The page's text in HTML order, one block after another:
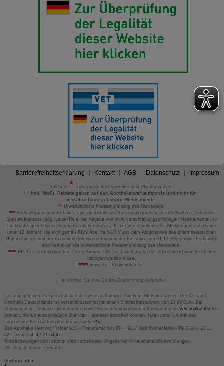
Barrierefreiheitserklärung Kontakt AGB Datenschutz Impressum
Alle mit
gekennzeichneten Felder sind Pflichtangaben.
*inkl. MwSt. Rabatte gelten auf den Apothekenverkaufspreis und nicht für
verschreibungspflichtige Medikamente.
** Unverbindliche Preisempfehlung des Herstellers.
*** Verkaufspreis gemäß Lauer-Taxe; verbindlicher Abrechnungspreis nach der Großen Deutschen
Spezialitätentaxe (sog. Lauer-Taxe) bei Abgabe von nicht verschreibungspflichtigen Medikamenten zu
Lasten der gesetzlichen Krankenversicherungen (z.B. bei Verschreibung des Medikaments an Kinder
unter 12 Jahren), die sich gemäß §129 Abs. 5a SGB V aus dem Abgabepreis des pharmazeutischen
Unternehmens und der Arzneimittelpreisverordnung in der Fassung zum 31.12.2003 ergibt. Es handelt
sich nicht um die unverbindliche Preisempfehlung des Herstellers.
****BK: Beschaffungskosten. Diese Summe fällt zusätzlich an, da der Artikel direkt vom Hersteller
bezogen werden muss.
*****verw. bis: Verwendbar bis.
Hier können Sie Ihre Cookie-Zustimmung widerrufen
Die angegebenen Preise beinhalten die gesetzlich vorgeschriebene Mehrwertsteuer. Der Versand
innerhalb Deutschlands ist versandkostenfrei bei einem Mindestbestellwert von 13,99 Euro. Bei
Sendungen ins Ausland fallen durch erhöhte Versicherungsgebühren Mehrkosten an VersandkostenBei
Artikeln, die wir ausschließlich über den Hersteller beziehen können, fallen unter Umständen
sogenannte Beschaffungskosten an (siehe BK).
Bad Apotheke Henning Fichter e.K. - Frankfurter Str. 27 - 49214 Bad Rothenfelde - Tel 0800 / 10 11
422 - Fax 05424 / 21 64 47
Preisänderungen und Irrtümer sind vorbehalten. Abgabe nur in haushaltsüblichen Mengen.
Alle Angaben ohne Gewähr.
Verfügbarkeit: